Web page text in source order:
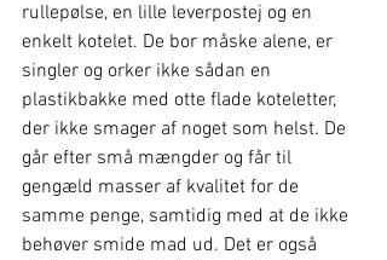
rullepølse, en lille leverpostej og en
enkelt kotelet. De bor måske alene, er
singler og orker ikke sådan en
plastikbakke med otte flade koteletter,
der ikke smager af noget som helst. De
går efter små mængder og får til
gengæld masser af kvalitet for de
samme penge, samtidig med at de ikke
behøver smide mad ud. Det er også